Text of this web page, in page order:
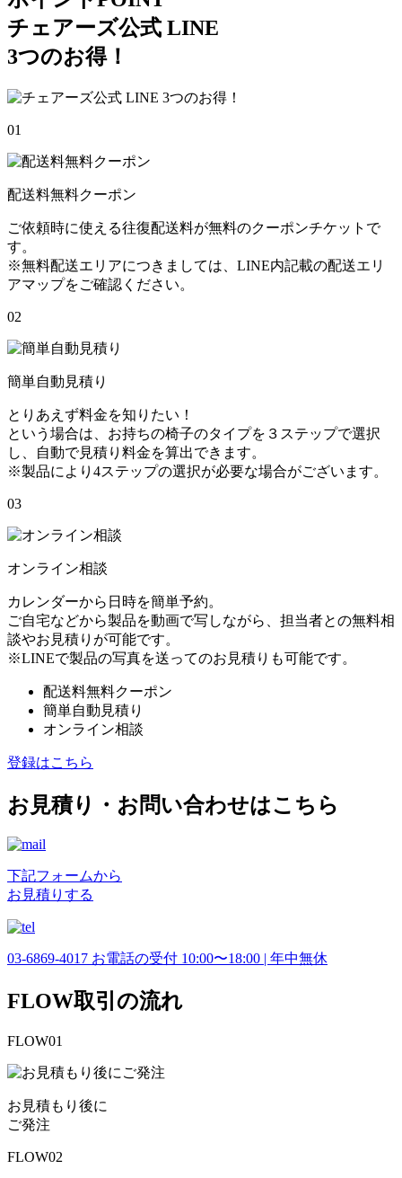
チェアーズ公式 LINE
3つのお得！
01
配送料無料クーポン
ご依頼時に使える往復配送料が無料のクーポンチケットで
す。
※無料配送エリアにつきましては、LINE内記載の配送エリ
アマップをご確認ください。
02
簡単自動見積り
とりあえず料金を知りたい！
という場合は、お持ちの椅子のタイプを３ステップで選択
し、自動で見積り料金を算出できます。
※製品により4ステップの選択が必要な場合がございます。
03
オンライン相談
カレンダーから日時を簡単予約。
ご自宅などから製品を動画で写しながら、担当者との無料相
談やお見積りが可能です。
※LINEで製品の写真を送ってのお見積りも可能です。
配送料無料クーポン
簡単自動見積り
オンライン相談
登録はこちら
お見積り・お問い合わせはこちら
下記フォームから
お見積りする
03-6869-4017 お電話の受付 10:00〜18:00 | 年中無休
FLOW取引の流れ
FLOW01
お見積もり後に
ご発注
FLOW02